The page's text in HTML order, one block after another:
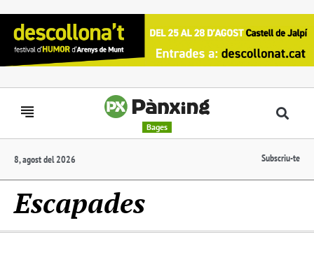
Bages
8, agost del 2026 Subscriu-te
Escapades